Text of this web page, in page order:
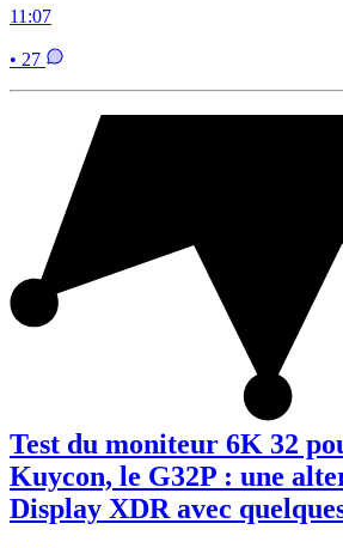
11:07
• 27
Test du moniteur 6K 32
Kuycon, le G32P : une
Display XDR avec